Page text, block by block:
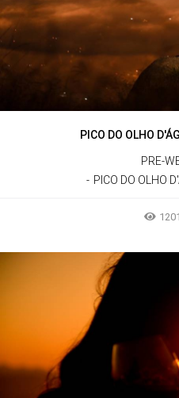
PICO DO OLHO
PRE-
PICO DO OLHO
1201